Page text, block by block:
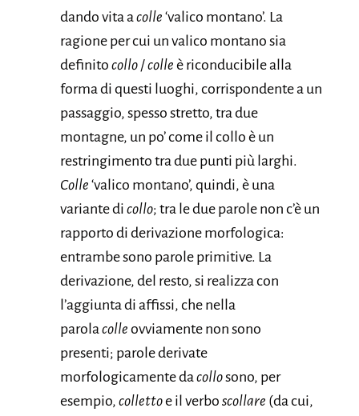
dando vita acolle ‘valico montano’. La
ragione per cui un valico montano sia
definito collo /colle è riconducibile alla
forma di questi luoghi, corrispondente a un
passaggio, spesso stretto, tra due
montagne, un po’ come il collo è un
restringimento tra due punti più larghi.
Colle ‘valico montano’, quindi, è una
variante di collo; tra le due parole non c’è un
rapporto di derivazione morfologica:
entrambe sono parole primitive. La
derivazione, del resto, si realizza con
l’aggiunta di affissi, che nella
parolacolle ovviamente non sono
presenti; parole derivate
morfologicamente dacollosono, per
esempio, collettoe il verbo scollare (da cui,